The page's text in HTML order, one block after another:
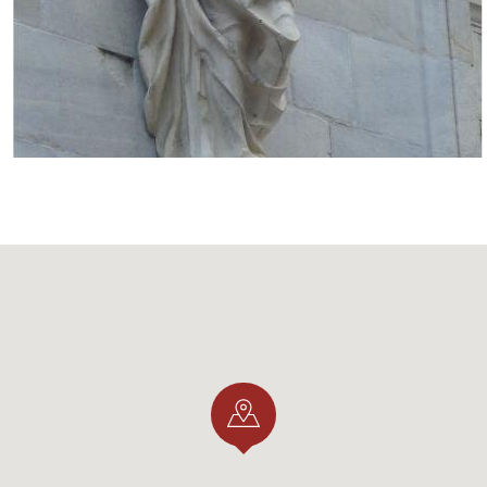
letterario dell’amico. Talento che noi non possiamo
dottissima su Cibele non si è conservata.. ma che dire le
e poeti . Non sappiamo se l’abbia avuta vinta l’amore o
XXXV) inizia così:
lasci le mura nuove di Como, le rive del
voglio che ascolti certe fantasie